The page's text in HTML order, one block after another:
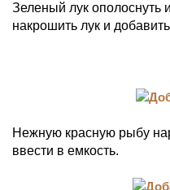
Зеленый лук ополоснуть
накрошить лук и
Нежную красную рыбу
ввести в емкость.